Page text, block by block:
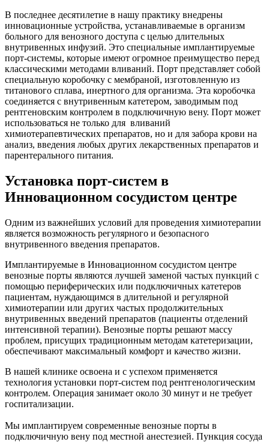
В последнее десятилетие в нашу практику внедрены
инновационные устройства, устанавливаемые в организм
больного для венозного доступа с целью длительных
внутривенных инфузий. Это специальные имплантируемые
порт-системы, которые имеют огромное преимущество перед
классическими методами вливаний. Порт представляет собой
специальную коробочку с мембраной, изготовленную из
титанового сплава, инертного для организма. Эта коробочка
соединяется с внутривенным катетером, заводимым под
рентгеновским контролем в подключичную вену. Порт может
использоваться не только для вливаний
химиотерапевтических препаратов, но и для забора крови на
анализ, введения любых других лекарственных препаратов и
парентерального питания.
Установка порт-систем в
Инновационном сосудистом центре
Одним из важнейших условий для проведения химиотерапии
является возможность регулярного и безопасного
внутривенного введения препаратов.
Имплантируемые в Инновационном сосудистом центре
венозные порты являются лучшей заменой частых пункций с
помощью периферических или подключичных катетеров
пациентам, нуждающимся в длительной и регулярной
химиотерапии или других частых продолжительных
внутривенных введений препаратов (пациенты отделений
интенсивной терапии). Венозные порты решают массу
проблем, присущих традиционным методам катетеризации,
обеспечивают максимальный комфорт и качество жизни.
В нашей клинике освоена и с успехом применяется
технология установки порт-систем под рентгенологическим
контролем. Операция занимает около 30 минут и не требует
госпитализации.
Мы имплантируем современные венозные порты в
подключичную вену под местной анестезией. Пункция сосуда